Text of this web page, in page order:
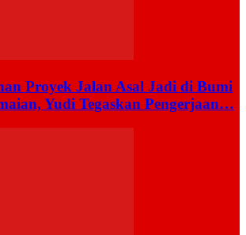
Proyek Jalan Asal Jadi di Bumi
Yudi Tegaskan Pengerjaan…